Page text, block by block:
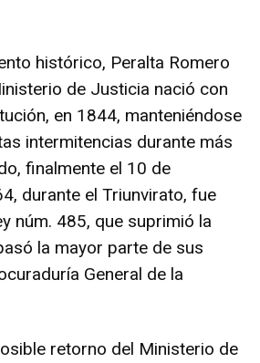
histórico, Peralta Romero
de Justicia nació con
en 1844, manteniéndose
intermitencias durante más
finalmente el 10 de
durante el Triunvirato, fue
núm. 485, que suprimió la
la mayor parte de sus
General de la
retorno del Ministerio de